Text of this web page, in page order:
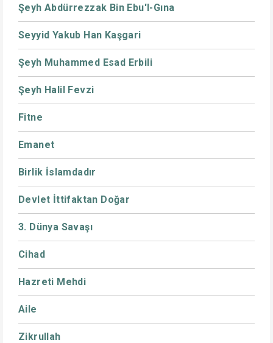
Şeyh Abdürrezzak Bin Ebu'l-Gına
Seyyid Yakub Han Kaşgari
Şeyh Muhammed Esad Erbili
Şeyh Halil Fevzi
Fitne
Emanet
Birlik İslamdadır
Devlet İttifaktan Doğar
3. Dünya Savaşı
Cihad
Hazreti Mehdi
Aile
Zikrullah